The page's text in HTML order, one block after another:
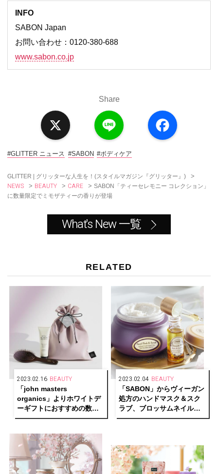
INFO
SABON Japan
お問い合わせ：0120-380-688
www.sabon.co.jp
Share
a
c
#GLITTER ニュース #SABON #ボディケア
GLITTER | グリッターな人生を！(スタイルマガジン『グリッター』) >
NEWS > BEAUTY > CARE > SABON「ティーセレモニー コレクション」
に数量限定でミモザティーの香りが登場
What's New 一覧
RELATED
2023.02.16 BEAUTY
「john masters
organics」よりホワイトデ
ーギフトにおすすめの数量
限定ラッピングバッグ＆人
2023.02.04 BEAUTY
「SABON」からヴィーガン
処方のハンドマスク＆スク
ラブ、ブロッサムネイルオ
イルが新登場